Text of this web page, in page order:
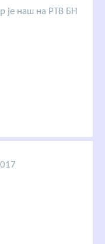
је наш на РТВ БН